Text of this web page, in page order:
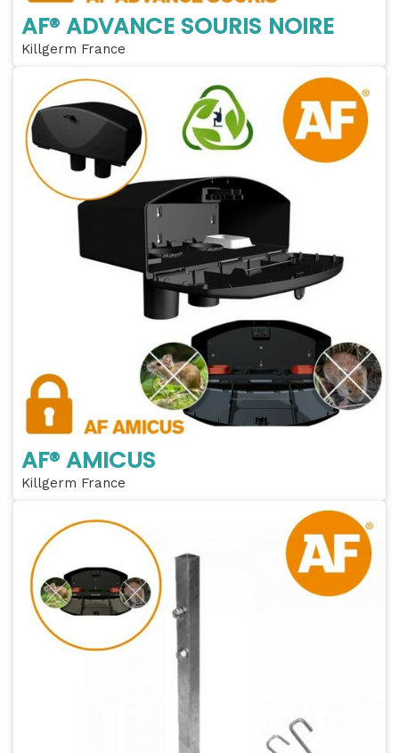
AF® ADVANCE SOURIS NOIRE
Killgerm France
AF® AMICUS
Killgerm France